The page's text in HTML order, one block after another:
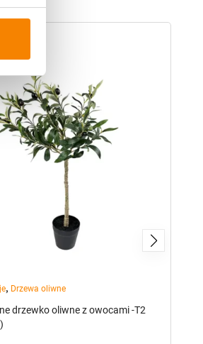
, Drzewa oliwne
drzewko oliwne z owocami -T2